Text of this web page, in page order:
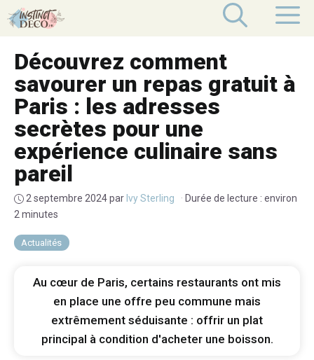
Aller
au
Actualités
Découvrez comment
savourer un repas gratuit à
Paris : les adresses
secrètes pour une
expérience culinaire sans
pareil
2 septembre 2024par Ivy Sterling · Durée de lecture : environ
2 minutes
Au cœur de Paris, certains restaurants ont mis
en place une offre peu commune mais
extrêmement séduisante : offrir un plat
principal à condition d'acheter une boisson.